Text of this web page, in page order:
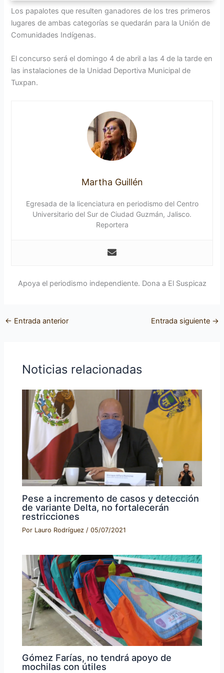
Los papalotes que resulten ganadores de los tres primeros
lugares de ambas categorías se quedarán para la Unión de
Comunidades Indígenas.
El concurso será el domingo 4 de abril a las 4 de la tarde en
las instalaciones de la Unidad Deportiva Municipal de
Tuxpan.
Martha Guillén
Egresada de la licenciatura en periodismo del Centro
Universitario del Sur de Ciudad Guzmán, Jalisco.
Reportera
Apoya el periodismo independiente. Dona a El Suspicaz
← Entrada anterior Entrada siguiente →
Noticias relacionadas
Pese a incremento de casos y detección
de variante Delta, no fortalecerán
restricciones
Por Lauro Rodríguez /05/07/2021
Gómez Farías, no tendrá apoyo de
mochilas con útiles